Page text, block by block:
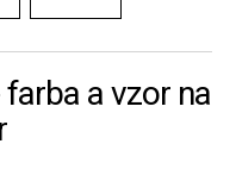
a vzor na